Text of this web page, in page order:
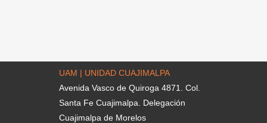
UAM | UNIDAD CUAJIMALPA
Avenida Vasco de Quiroga 4871. Col.
Santa Fe Cuajimalpa. Delegación
Cuajimalpa de Morelos